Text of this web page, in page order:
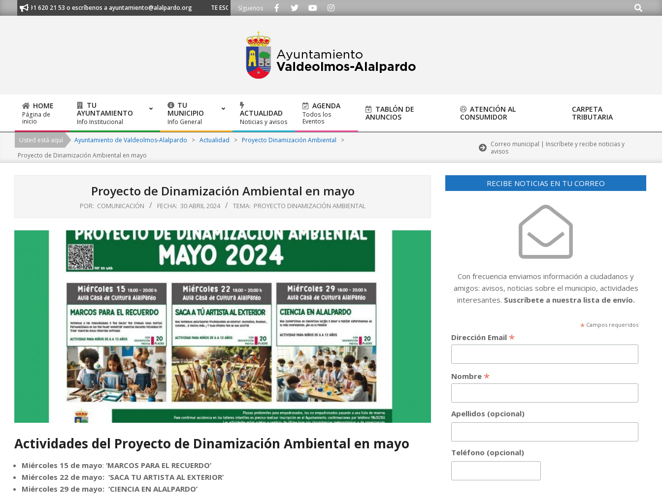
to
al 91 620 21 53 o escríbenos a ayuntamiento@alalpardo.org TE ESCUCHAMOS - Llámanos al 91 620 21 53 o escríbenos a ayuntamiento@alalpardo.org
Síguenos Buscar
Primary
Navigation
Menu
HOME
Página de
inicio
TU
AYUNTAMIENTO
Info Institucional
TU
MUNICIPIO
Info General
ACTUALIDAD
Noticias y avisos
AGENDA
Todos los
Eventos
TABLÓN DE
ANUNCIOS
ATENCIÓN AL
CONSUMIDOR
CARPETA
TRIBUTARIA
Usted está aquí Ayuntamiento de Valdeolmos-Alalpardo > Actualidad > Proyecto Dinamización Ambiental
>
Proyecto de Dinamización Ambiental en mayo
Correo municipal | Inscríbete y recibe noticias y
avisos
Proyecto de Dinamización Ambiental en mayo
POR: COMUNICACIÓN FECHA: 30 ABRIL 2024 TEMA: PROYECTO DINAMIZACIÓN AMBIENTAL
Actividades del Proyecto de Dinamización Ambiental en mayo
Miércoles 15 de mayo: ‘MARCOS PARA EL RECUERDO’
Miércoles 22 de mayo: ‘SACA TU ARTISTA AL EXTERIOR’
Miércoles 29 de mayo: ‘CIENCIA EN ALALPARDO’
RECIBE NOTICIAS EN TU CORREO
Con frecuencia enviamos información a ciudadanos y
amigos: avisos, noticias sobre el municipio, actividades
interesantes. Suscríbete a nuestra lista de envío.
* Campos requeridos
Dirección Email *
Nombre *
Apellidos (opcional)
Teléfono (opcional)